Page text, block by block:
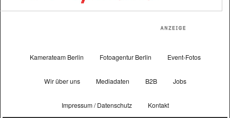
Kamerateam Berlin Fotoagentur Berlin Event-Fotos
Wir über uns Mediadaten B2B Jobs
Impressum / Datenschutz Kontakt